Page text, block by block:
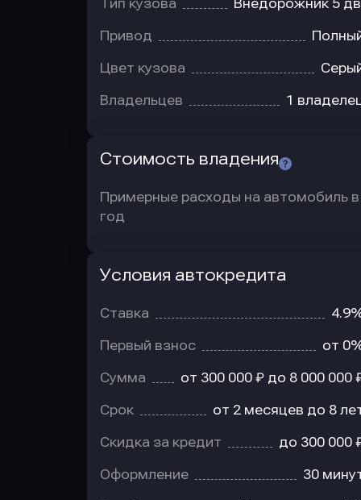
Тип кузова Внедорожник 5
Привод
Цвет кузова
Владельцев 1
Стоимость владения
Примерные расходы на автомобиль в
год
Условия автокредита
Ставка
Первый взнос от
Сумма от 300 000 ₽ до 8 000 000
Срок от 2 месяцев до 8
Скидка за кредит до 300 000
Оформление 30